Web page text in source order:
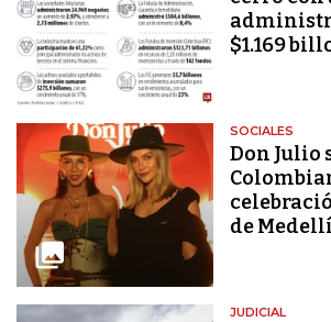
$1.169
SOCIALES
Don Julio
de
JUDICIAL